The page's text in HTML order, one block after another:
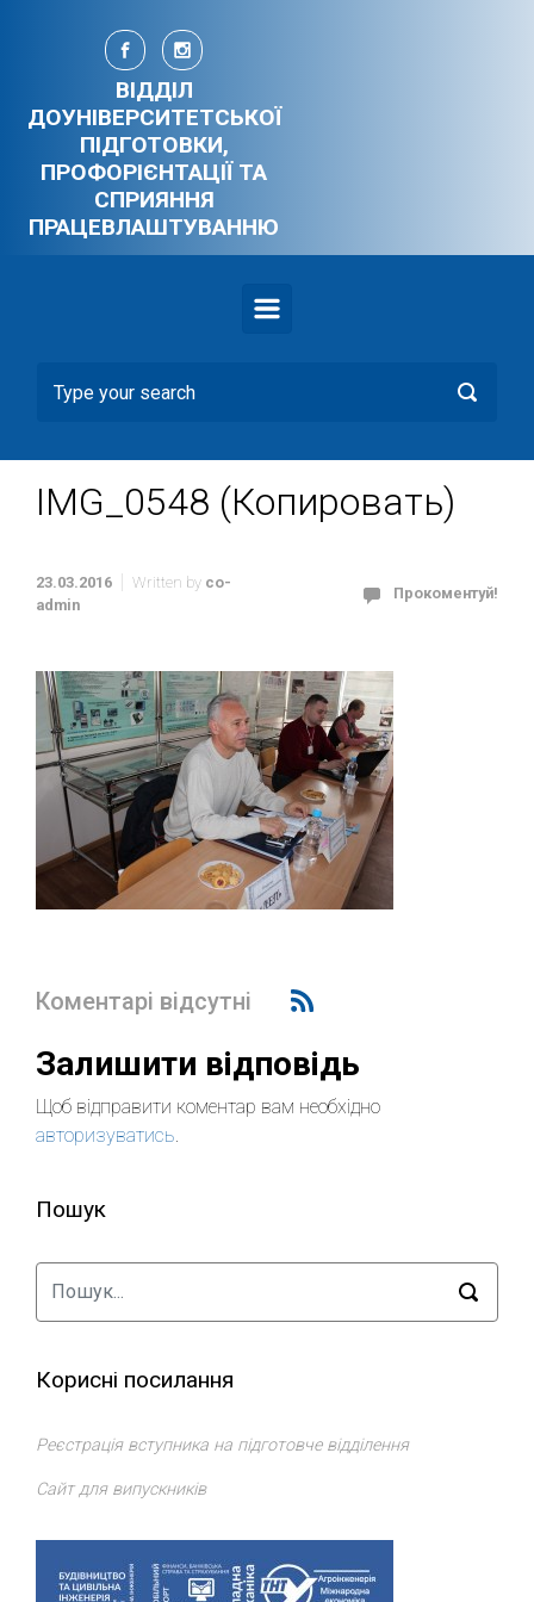
Skip to main content
ВІДДІЛ
ДОУНІВЕРСИТЕТСЬКОЇ
ПІДГОТОВКИ,
ПРОФОРІЄНТАЦІЇ ТА
СПРИЯННЯ
ПРАЦЕВЛАШТУВАННЮ
IMG_0548 (Копировать)
23.03.2016 Written by co-
admin
Прокоментуй!
Коментарі відсутні
Залишити відповідь
Щоб відправити коментар вам необхідно
авторизуватись.
Пошук
Корисні посилання
Реєстрація вступника на підготовче відділення
Сайт для випускників